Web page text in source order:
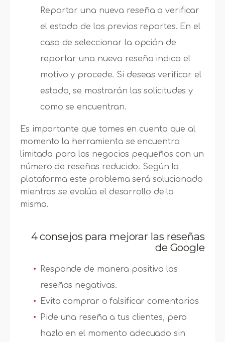
Reportar una nueva reseña o verificar
el estado de los previos reportes. En el
caso de seleccionar la opción de
reportar una nueva reseña indica el
motivo y procede. Si deseas verificar el
estado, se mostrarán las solicitudes y
como se encuentran.
Es importante que tomes en cuenta que al
momento la herramienta se encuentra
limitada para los negocios pequeños con un
número de reseñas reducido. Según la
plataforma este problema será solucionado
mientras se evalúa el desarrollo de la
misma.
4 consejos para mejorar las reseñas
de Google
Responde de manera positiva las
reseñas negativas.
Evita comprar o falsificar comentarios
Pide una reseña a tus clientes, pero
hazlo en el momento adecuado sin